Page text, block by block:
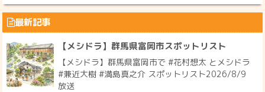
最新記事
【メシドラ】群馬県富岡市スポットリスト
【メシドラ】群馬県富岡市で #花村想太 とメシドラ
#兼近大樹 #満島真之介 スポットリスト2026/8/9
放送